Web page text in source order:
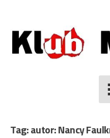
to
content
Tag: autor: Nancy